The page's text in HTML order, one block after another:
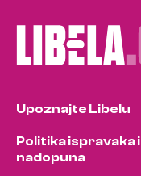
Upoznajte Libelu
Politika ispravaka i
nadopuna